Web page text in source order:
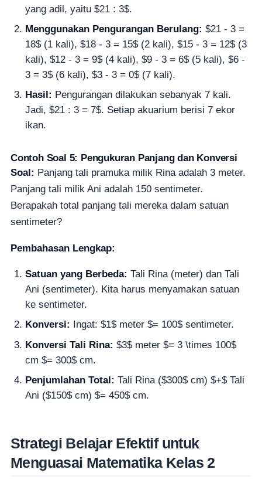
yang adil, yaitu $21 : 3$.
Menggunakan Pengurangan Berulang: $21 - 3 =
18$ (1 kali), $18 - 3 = 15$ (2 kali), $15 - 3 = 12$ (3
kali), $12 - 3 = 9$ (4 kali), $9 - 3 = 6$ (5 kali), $6 -
3 = 3$ (6 kali), $3 - 3 = 0$ (7 kali).
Hasil: Pengurangan dilakukan sebanyak 7 kali.
Jadi, $21 : 3 = 7$. Setiap akuarium berisi 7 ekor
ikan.
Contoh Soal 5: Pengukuran Panjang dan Konversi
Soal: Panjang tali pramuka milik Rina adalah 3 meter.
Panjang tali milik Ani adalah 150 sentimeter.
Berapakah total panjang tali mereka dalam satuan
sentimeter?
Pembahasan Lengkap:
Satuan yang Berbeda: Tali Rina (meter) dan Tali
Ani (sentimeter). Kita harus menyamakan satuan
ke sentimeter.
Konversi:
Ingat: $1$ meter $= 100$ sentimeter.
Konversi Tali Rina: $3$ meter $= 3 \times 100$
cm $= 300$ cm.
Penjumlahan Total: Tali Rina ($300$ cm) $+$ Tali
Ani ($150$ cm) $= 450$ cm.
Strategi Belajar Efektif untuk
Menguasai Matematika Kelas 2